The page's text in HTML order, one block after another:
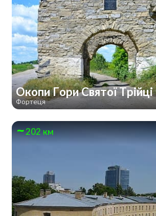
Окопи Гори Святої Трійці
Фортеця
202 км